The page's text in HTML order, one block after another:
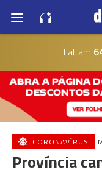
Faltam
CORONAVÍRUS
Província